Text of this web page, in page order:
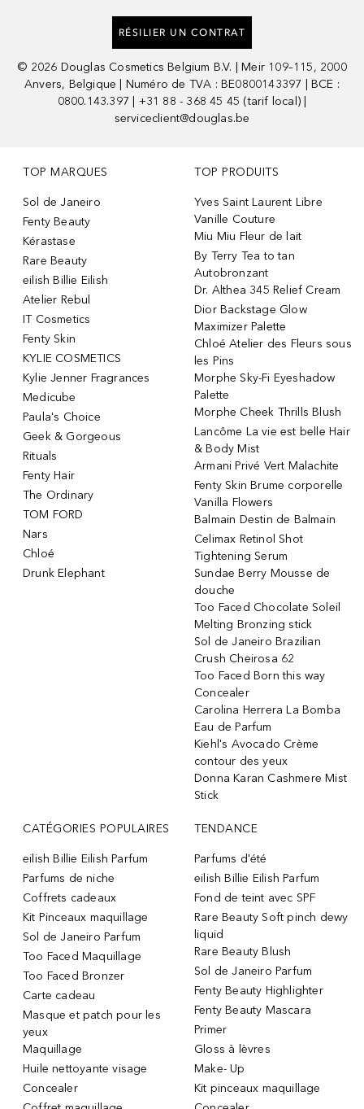
RÉSILIER UN CONTRAT
© 2026 Douglas Cosmetics Belgium B.V. | Meir 109–115, 2000
Anvers, Belgique | Numéro de TVA : BE0800143397 | BCE :
0800.143.397 | +31 88 - 368 45 45 (tarif local) |
serviceclient@douglas.be
TOP MARQUES
Sol de Janeiro
Fenty Beauty
Kérastase
Rare Beauty
eilish Billie Eilish
Atelier Rebul
IT Cosmetics
Fenty Skin
KYLIE COSMETICS
Kylie Jenner Fragrances
Medicube
Paula's Choice
Geek & Gorgeous
Rituals
Fenty Hair
The Ordinary
TOM FORD
Nars
Chloé
Drunk Elephant
TOP PRODUITS
Yves Saint Laurent Libre
Vanille Couture
Miu Miu Fleur de lait
By Terry Tea to tan
Autobronzant
Dr. Althea 345 Relief Cream
Dior Backstage Glow
Maximizer Palette
Chloé Atelier des Fleurs sous
les Pins
Morphe Sky-Fi Eyeshadow
Palette
Morphe Cheek Thrills Blush
Lancôme La vie est belle Hair
& Body Mist
Armani Privé Vert Malachite
Fenty Skin Brume corporelle
Vanilla Flowers
Balmain Destin de Balmain
Celimax Retinol Shot
Tightening Serum
Sundae Berry Mousse de
douche
Too Faced Chocolate Soleil
Melting Bronzing stick
Sol de Janeiro Brazilian
Crush Cheirosa 62
Too Faced Born this way
Concealer
Carolina Herrera La Bomba
Eau de Parfum
Kiehl's Avocado Crème
contour des yeux
Donna Karan Cashmere Mist
Stick
CATÉGORIES POPULAIRES
eilish Billie Eilish Parfum
Parfums de niche
Coffrets cadeaux
Kit Pinceaux maquillage
Sol de Janeiro Parfum
Too Faced Maquillage
Too Faced Bronzer
Carte cadeau
Masque et patch pour les
yeux
Maquillage
Huile nettoyante visage
Concealer
TENDANCE
Parfums d'été
eilish Billie Eilish Parfum
Fond de teint avec SPF
Rare Beauty Soft pinch dewy
liquid
Rare Beauty Blush
Sol de Janeiro Parfum
Fenty Beauty Highlighter
Fenty Beauty Mascara
Primer
Gloss à lèvres
Make- Up
Kit pinceaux maquillage